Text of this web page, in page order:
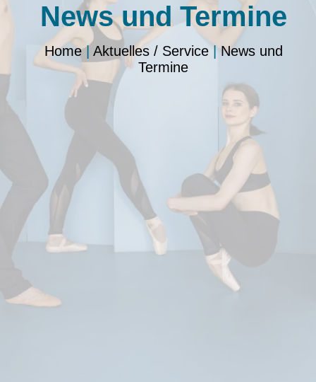
News und Termine
Home| Aktuelles / Service|News und
Termine